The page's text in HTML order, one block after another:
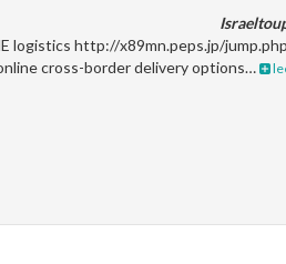
logistics http://x89mn.peps.jp/
cross-border delivery options…